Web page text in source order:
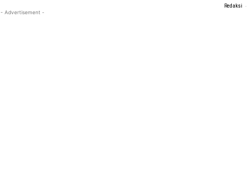
- Advertisement -
Redaksi -